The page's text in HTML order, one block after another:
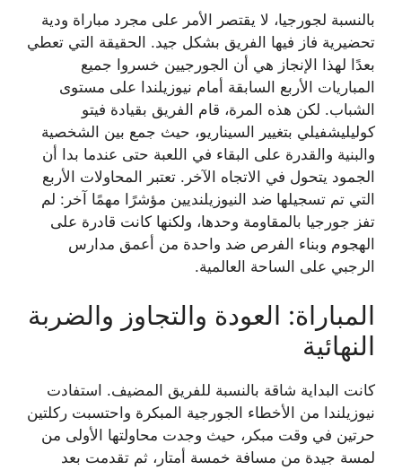
بالنسبة لجورجيا، لا يقتصر الأمر على مجرد مباراة ودية
تحضيرية فاز فيها الفريق بشكل جيد. الحقيقة التي تعطي
بعدًا لهذا الإنجاز هي أن الجورجيين خسروا جميع
المباريات الأربع السابقة أمام نيوزيلندا على مستوى
الشباب. لكن هذه المرة، قام الفريق بقيادة فيتو
كوليليشفيلي بتغيير السيناريو، حيث جمع بين الشخصية
والبنية والقدرة على البقاء في اللعبة حتى عندما بدا أن
الجمود يتحول في الاتجاه الآخر. تعتبر المحاولات الأربع
التي تم تسجيلها ضد النيوزيلنديين مؤشرًا مهمًا آخر: لم
تفز جورجيا بالمقاومة وحدها، ولكنها كانت قادرة على
الهجوم وبناء الفرص ضد واحدة من أعمق مدارس
الرجبي على الساحة العالمية.
المباراة: العودة والتجاوز والضربة
النهائية
كانت البداية شاقة بالنسبة للفريق المضيف. استفادت
نيوزيلندا من الأخطاء الجورجية المبكرة واحتسبت ركلتين
حرتين في وقت مبكر، حيث وجدت محاولتها الأولى من
لمسة جيدة من مسافة خمسة أمتار، ثم تقدمت بعد